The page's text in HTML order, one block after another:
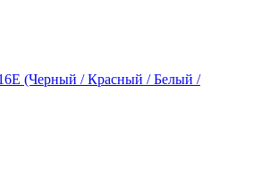
(Черный / Красный / Белый /